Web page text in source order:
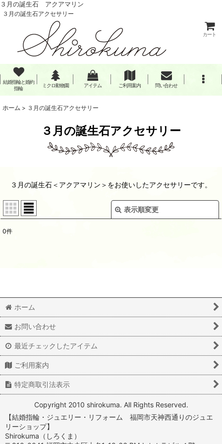
３月の誕生石 アクアマリン
３月の誕生石アクセサリー
カート
結婚指輪と婚約
指輪
ミクロ動物園 アイテム ご利用案内 問い合わせ
ホーム > ３月の誕生石アクセサリー
３月の誕生石アクセサリー
３月の誕生石＜アクアマリン＞をお使いしたアクセサリーです。
表示順変更
0件
ホーム
お問い合わせ
最近チェックしたアイテム
ご利用案内
特定商取引法表示
Copyright 2010 shirokuma. All Rights Reserved.
【結婚指輪・ジュエリー・リフォーム 福岡市天神西通りのジュエ
リーショップ】
Shirokuma（しろくま）